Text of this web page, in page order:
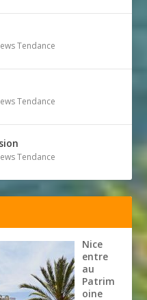
Tendance
Tendance
Tendance
Nice
entre
au
Patrim
oine